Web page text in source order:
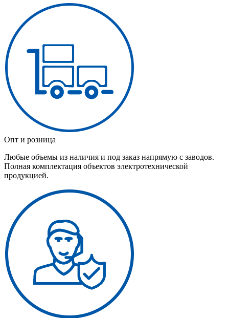
Опт и розница
Любые объемы из наличия и под заказ напрямую с заводов.
Полная комплектация объектов электротехнической
продукцией.